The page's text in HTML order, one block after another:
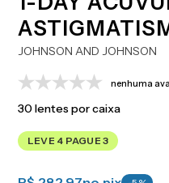
JOHNSON AND JOHNSON
nenhuma
30lentes por caixa
LEVE 4 PAGUE 3